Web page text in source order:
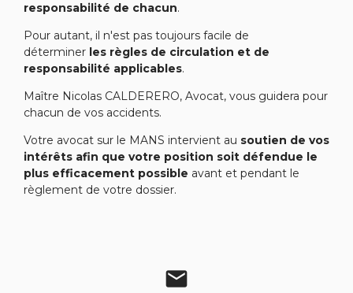
responsabilité de chacun.
Pour autant, il n'est pas toujours facile de
déterminer les règles de circulation et de
responsabilité applicables.
Maître Nicolas CALDERERO, Avocat, vous guidera pour
chacun de vos accidents.
Votre avocat sur le MANS intervient au soutien de vos
intérêts afin que votre position soit défendue le
plus efficacement possible avant et pendant le
règlement de votre dossier.
mail